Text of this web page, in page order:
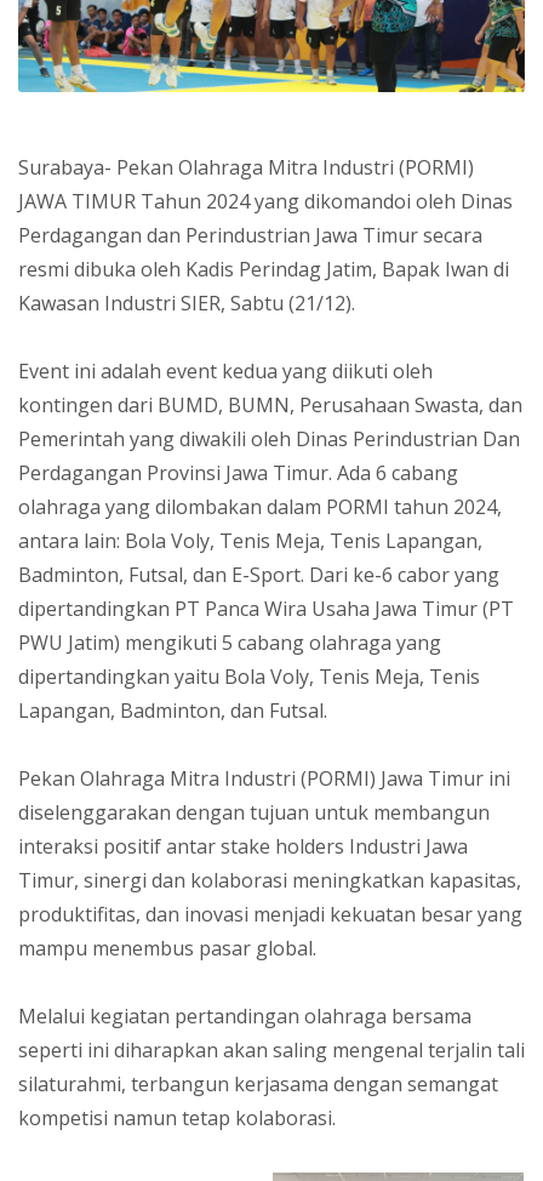
Surabaya- Pekan Olahraga Mitra Industri (PORMI)
JAWA TIMUR Tahun 2024 yang dikomandoi oleh Dinas
Perdagangan dan Perindustrian Jawa Timur secara
resmi dibuka oleh Kadis Perindag Jatim, Bapak Iwan di
Kawasan Industri SIER, Sabtu (21/12).
Event ini adalah event kedua yang diikuti oleh
kontingen dari BUMD, BUMN, Perusahaan Swasta, dan
Pemerintah yang diwakili oleh Dinas Perindustrian Dan
Perdagangan Provinsi Jawa Timur. Ada 6 cabang
olahraga yang dilombakan dalam PORMI tahun 2024,
antara lain: Bola Voly, Tenis Meja, Tenis Lapangan,
Badminton, Futsal, dan E-Sport. Dari ke-6 cabor yang
dipertandingkan PT Panca Wira Usaha Jawa Timur (PT
PWU Jatim) mengikuti 5 cabang olahraga yang
dipertandingkan yaitu Bola Voly, Tenis Meja, Tenis
Lapangan, Badminton, dan Futsal.
Pekan Olahraga Mitra Industri (PORMI) Jawa Timur ini
diselenggarakan dengan tujuan untuk membangun
interaksi positif antar stake holders Industri Jawa
Timur, sinergi dan kolaborasi meningkatkan kapasitas,
produktifitas, dan inovasi menjadi kekuatan besar yang
mampu menembus pasar global.
Melalui kegiatan pertandingan olahraga bersama
seperti ini diharapkan akan saling mengenal terjalin tali
silaturahmi, terbangun kerjasama dengan semangat
kompetisi namun tetap kolaborasi.